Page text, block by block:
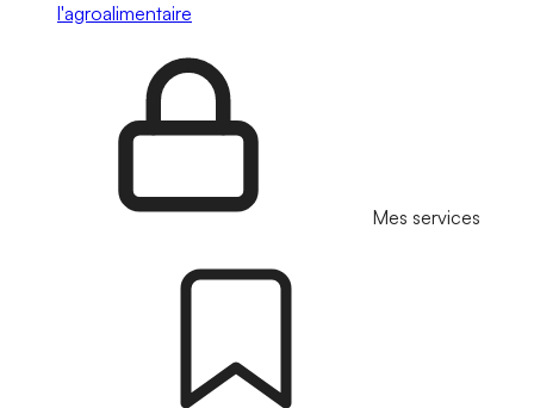
l'agroalimentaire
Mes services